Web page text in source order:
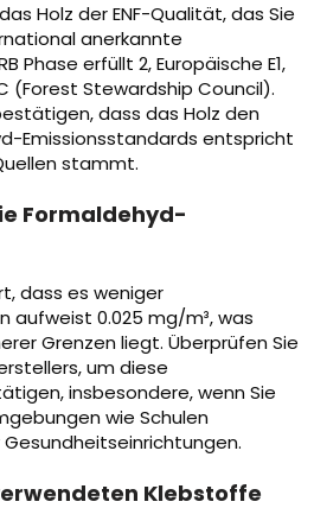
Holz der ENF-Qualität, das Sie
anerkannte
Phase erfüllt 2, Europäische E1,
(Forest Stewardship Council).
dass das Holz den
Emissionsstandards entspricht
stammt.
Formaldehyd-
dass es weniger
aufweist 0.025 mg/m³, was
Grenzen liegt. Überprüfen Sie
um diese
insbesondere, wenn Sie
wie Schulen
Klebstoffe